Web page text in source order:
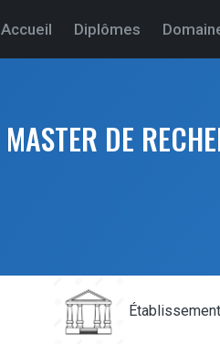
Accueil
(current) Diplômes
MASTER DE